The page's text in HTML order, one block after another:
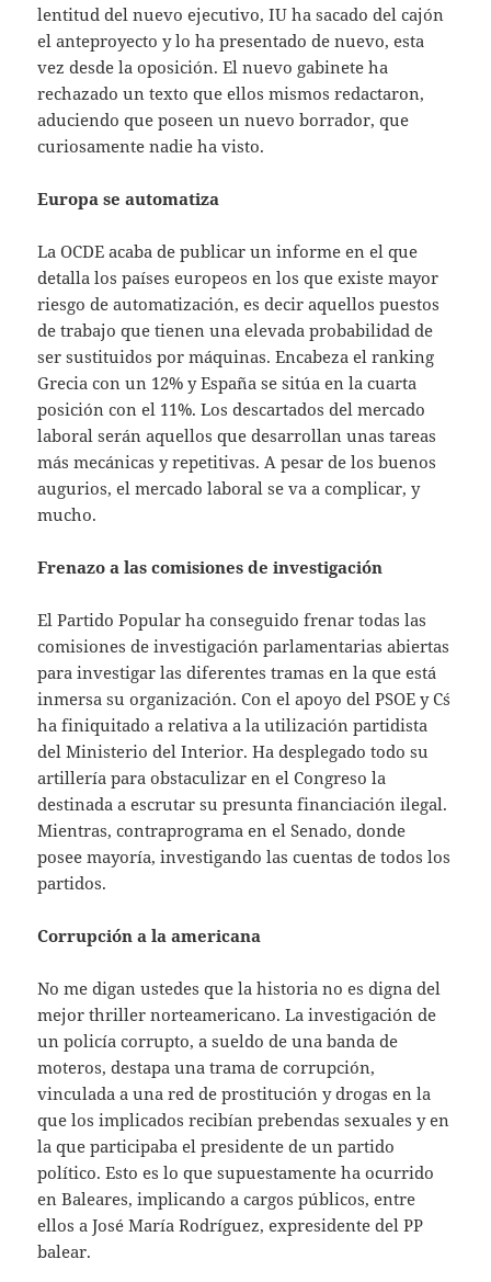
lentitud del nuevo ejecutivo, IU ha sacado del cajón
el anteproyecto y lo ha presentado de nuevo, esta
vez desde la oposición. El nuevo gabinete ha
rechazado un texto que ellos mismos redactaron,
aduciendo que poseen un nuevo borrador, que
curiosamente nadie ha visto.
Europa se automatiza
La OCDE acaba de publicar un informe en el que
detalla los países europeos en los que existe mayor
riesgo de automatización, es decir aquellos puestos
de trabajo que tienen una elevada probabilidad de
ser sustituidos por máquinas. Encabeza el ranking
Grecia con un 12% y España se sitúa en la cuarta
posición con el 11%. Los descartados del mercado
laboral serán aquellos que desarrollan unas tareas
más mecánicas y repetitivas. A pesar de los buenos
augurios, el mercado laboral se va a complicar, y
mucho.
Frenazo a las comisiones de investigación
El Partido Popular ha conseguido frenar todas las
comisiones de investigación parlamentarias abiertas
para investigar las diferentes tramas en la que está
inmersa su organización. Con el apoyo del PSOE y C´s
ha finiquitado a relativa a la utilización partidista
del Ministerio del Interior. Ha desplegado todo su
artillería para obstaculizar en el Congreso la
destinada a escrutar su presunta financiación ilegal.
Mientras, contraprograma en el Senado, donde
posee mayoría, investigando las cuentas de todos los
partidos.
Corrupción a la americana
No me digan ustedes que la historia no es digna del
mejor thriller norteamericano. La investigación de
un policía corrupto, a sueldo de una banda de
moteros, destapa una trama de corrupción,
vinculada a una red de prostitución y drogas en la
que los implicados recibían prebendas sexuales y en
la que participaba el presidente de un partido
político. Esto es lo que supuestamente ha ocurrido
en Baleares, implicando a cargos públicos, entre
ellos a José María Rodríguez, expresidente del PP
balear.